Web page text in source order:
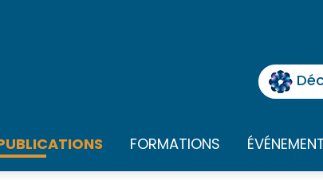
FORMATIONS